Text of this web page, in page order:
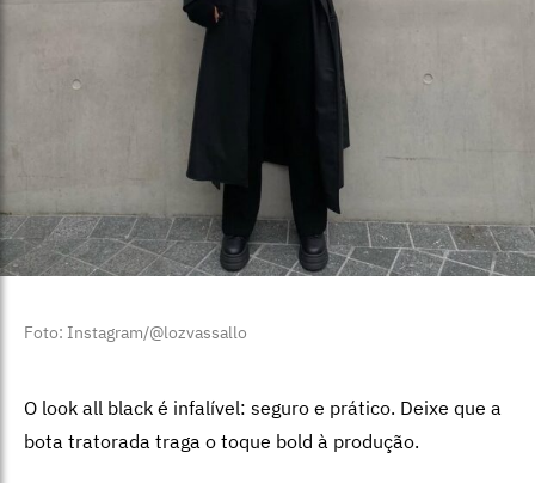
Foto: Instagram/@lozvassallo
O look all black é infalível: seguro e prático. Deixe que a
bota tratorada traga o toque bold à produção.